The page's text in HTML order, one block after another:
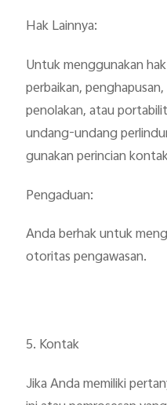
Hak Lainnya:
Untuk menggunakan
perbaikan,
penolakan, atau
undang-undang
gunakan perincian
Pengaduan:
Anda berhak untuk
otoritas pengawasan.
5. Kontak
Jika Anda memiliki